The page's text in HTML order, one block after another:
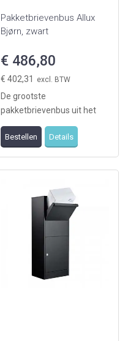
Pakketbrievenbus Allux
Bjørn, zwart
€ 486,80
€ 402,31
De grootste
pakketbrievenbus uit het
Allux assortiment. Met een
bovenklep voorzien van luc
Bestellen Details